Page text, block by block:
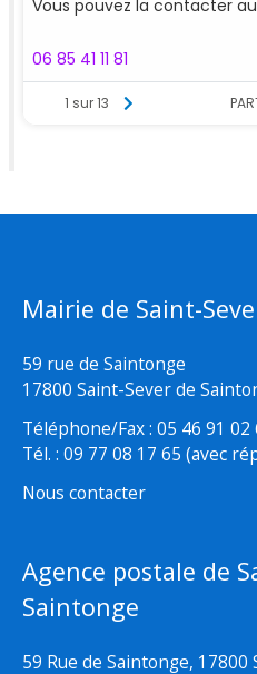
Mairie de Saint-
59 rue de Saintonge
17800 Saint-Sever de
Téléphone/Fax : 05 46 91 02
Tél. : 09 77 08 17 65 (avec
Nous contacter
Agence postale de
Saintonge
59 Rue de Saintonge,